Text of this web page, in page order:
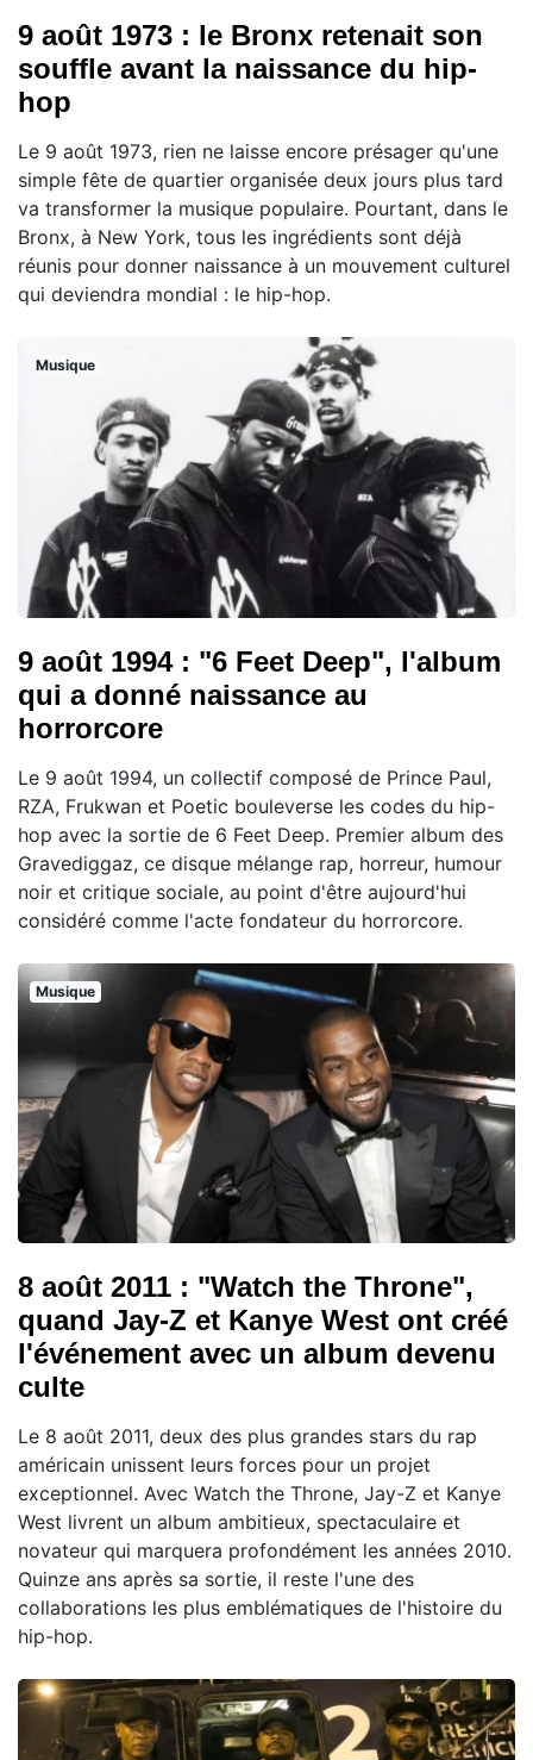
9 août 1973 : le Bronx retenait son
souffle avant la naissance du hip-
hop
Le 9 août 1973, rien ne laisse encore présager qu'une
simple fête de quartier organisée deux jours plus tard
va transformer la musique populaire. Pourtant, dans le
Bronx, à New York, tous les ingrédients sont déjà
réunis pour donner naissance à un mouvement culturel
qui deviendra mondial : le hip-hop.
Musique
9 août 1994 : "6 Feet Deep", l'album
qui a donné naissance au
horrorcore
Le 9 août 1994, un collectif composé de Prince Paul,
RZA, Frukwan et Poetic bouleverse les codes du hip-
hop avec la sortie de 6 Feet Deep. Premier album des
Gravediggaz, ce disque mélange rap, horreur, humour
noir et critique sociale, au point d'être aujourd'hui
considéré comme l'acte fondateur du horrorcore.
Musique
8 août 2011 : "Watch the Throne",
quand Jay-Z et Kanye West ont créé
l'événement avec un album devenu
culte
Le 8 août 2011, deux des plus grandes stars du rap
américain unissent leurs forces pour un projet
exceptionnel. Avec Watch the Throne, Jay-Z et Kanye
West livrent un album ambitieux, spectaculaire et
novateur qui marquera profondément les années 2010.
Quinze ans après sa sortie, il reste l'une des
collaborations les plus emblématiques de l'histoire du
hip-hop.